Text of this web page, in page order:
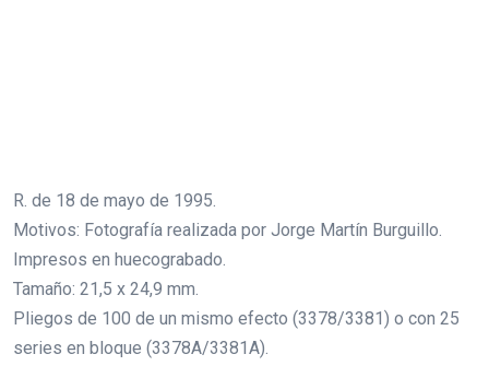
R. de 18 de mayo de 1995.
Motivos: Fotografía realizada por Jorge Martín Burguillo.
Impresos en huecograbado.
Tamaño: 21,5 x 24,9 mm.
Pliegos de 100 de un mismo efecto (3378/3381) o con 25
series en bloque (3378A/3381A).